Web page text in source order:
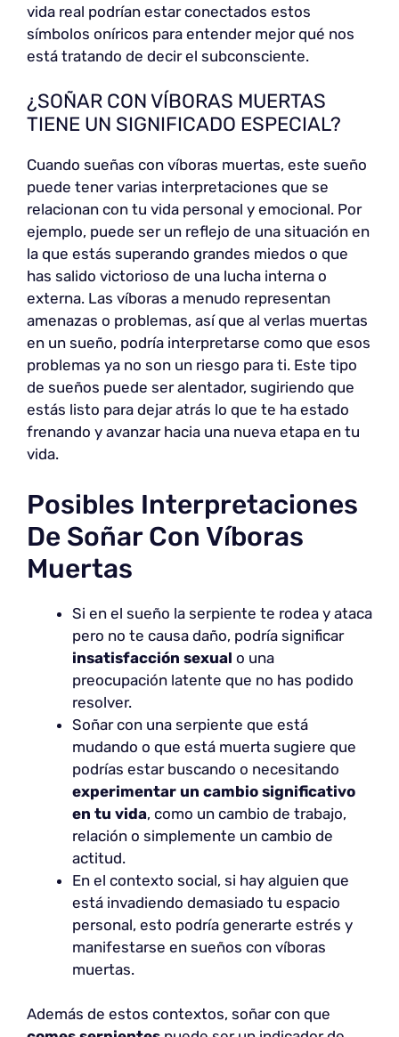
vida real podrían estar conectados estos
símbolos oníricos para entender mejor qué nos
está tratando de decir el subconsciente.
¿SOÑAR CON VÍBORAS MUERTAS
TIENE UN SIGNIFICADO ESPECIAL?
Cuando sueñas con víboras muertas, este sueño
puede tener varias interpretaciones que se
relacionan con tu vida personal y emocional. Por
ejemplo, puede ser un reflejo de una situación en
la que estás superando grandes miedos o que
has salido victorioso de una lucha interna o
externa. Las víboras a menudo representan
amenazas o problemas, así que al verlas muertas
en un sueño, podría interpretarse como que esos
problemas ya no son un riesgo para ti. Este tipo
de sueños puede ser alentador, sugiriendo que
estás listo para dejar atrás lo que te ha estado
frenando y avanzar hacia una nueva etapa en tu
vida.
Posibles Interpretaciones
De Soñar Con Víboras
Muertas
Si en el sueño la serpiente te rodea y ataca
pero no te causa daño, podría significar
insatisfacción sexual o una
preocupación latente que no has podido
resolver.
Soñar con una serpiente que está
mudando o que está muerta sugiere que
podrías estar buscando o necesitando
experimentar un cambio significativo
en tu vida, como un cambio de trabajo,
relación o simplemente un cambio de
actitud.
En el contexto social, si hay alguien que
está invadiendo demasiado tu espacio
personal, esto podría generarte estrés y
manifestarse en sueños con víboras
muertas.
Además de estos contextos, soñar con que